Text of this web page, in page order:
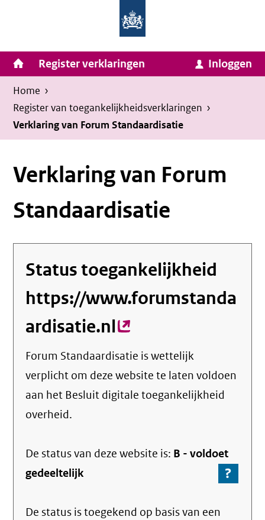
inhoud
van
Zaken
en
Koninkrijksrelaties
Homepage
van
Invulassistent
Toegankelijkheidsverklaring
Toegankelijkheidsverklaring
Hoofdnavigatie
Register verklaringen Inloggen
Kruimelpad
U
bevindt
zich
hier:
Home ›
Register van toegankelijkheids­verklaringen ›
Verklaring van Forum Standaardisatie
Verklaring van Forum
Standaardisatie
Status toegankelijkheid
https://www.forumstanda
ardisatie.nl(externe
link)
Forum Standaardisatie is wettelijk
verplicht om deze website te laten voldoen
aan het Besluit digitale toegankelijkheid
overheid.
De status van dezewebsite is: B -voldoet
gedeeltelijk
?
Ga
De status is toegekend op basis van een